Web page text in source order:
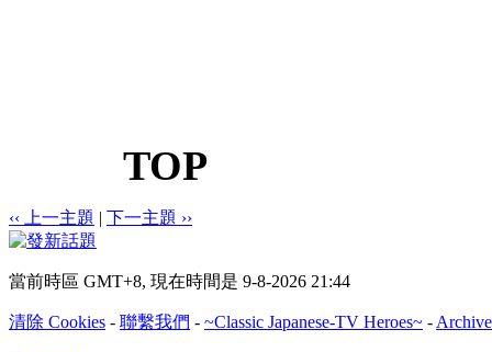
TOP
‹‹ 上一主題 | 下一主題 ››
當前時區 GMT+8, 現在時間是 9-8-2026 21:44
清除 Cookies - 聯繫我們 - ~Classic Japanese-TV Heroes~ -